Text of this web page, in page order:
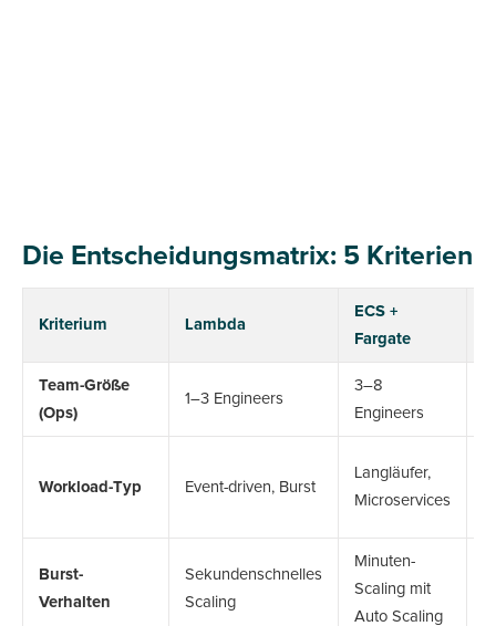
Die Entscheidungsmatrix: 5 Kriterien
Kriterium Lambda
ECS +
Fargate
Team-Größe
(Ops)
1–3 Engineers
3–8
Engineers
Workload-Typ Event-driven, Burst
Langläufer,
Microservices
Burst-
Verhalten
Sekundenschnelles
Scaling
Minuten-
Scaling mit
Auto Scaling